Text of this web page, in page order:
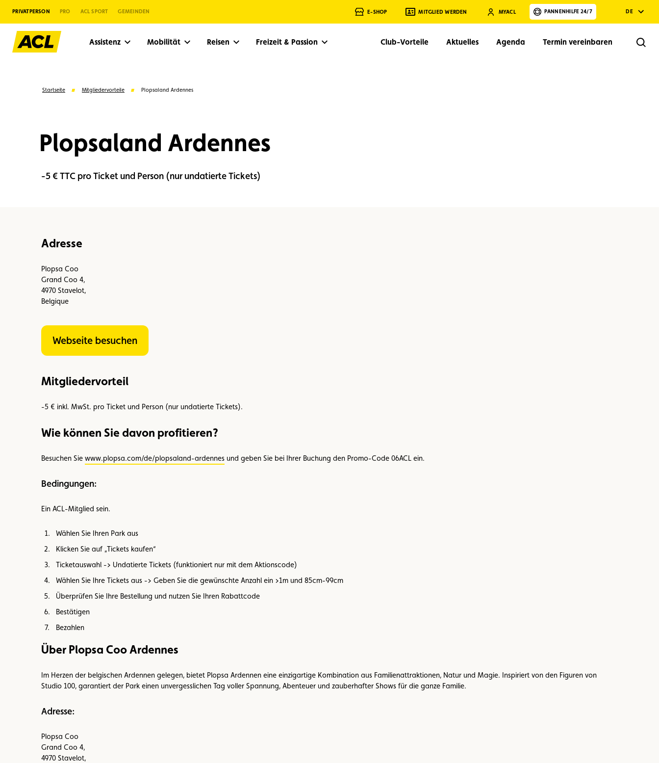
PRIVATPERSON PRO ACL SPORT GEMEINDEN E-SHOP MITGLIED WERDEN MYACL PANNENHILFE 24/7 DE
Assistenz Mobilität Reisen Freizeit & Passion Club-Vorteile Aktuelles Agenda Termin vereinbaren
Startseite Mitgliedervorteile Plopsaland Ardennes
Plopsaland Ardennes
-5 € TTC pro Ticket und Person (nur undatierte Tickets)
Adresse
Plopsa Coo
Grand Coo 4,
4970 Stavelot,
Belgique
Webseite besuchen
Mitgliedervorteil
-5 € inkl. MwSt. pro Ticket und Person (nur undatierte Tickets).
Wie können Sie davon profitieren?
Besuchen Sie www.plopsa.com/de/plopsaland-ardennes und geben Sie bei Ihrer Buchung den Promo-Code 06ACL ein.
Bedingungen:
Ein ACL-Mitglied sein.
Wählen Sie Ihren Park aus
Klicken Sie auf „Tickets kaufen“
Ticketauswahl -> Undatierte Tickets (funktioniert nur mit dem Aktionscode)
Wählen Sie Ihre Tickets aus -> Geben Sie die gewünschte Anzahl ein >1m und 85cm-99cm
Überprüfen Sie Ihre Bestellung und nutzen Sie Ihren Rabattcode
Bestätigen
Bezahlen
Über Plopsa Coo Ardennes
Im Herzen der belgischen Ardennen gelegen, bietet Plopsa Ardennen eine einzigartige Kombination aus Familienattraktionen, Natur und Magie. Inspiriert von den Figuren von
Studio 100, garantiert der Park einen unvergesslichen Tag voller Spannung, Abenteuer und zauberhafter Shows für die ganze Familie.
Adresse:
Plopsa Coo
Grand Coo 4,
4970 Stavelot,